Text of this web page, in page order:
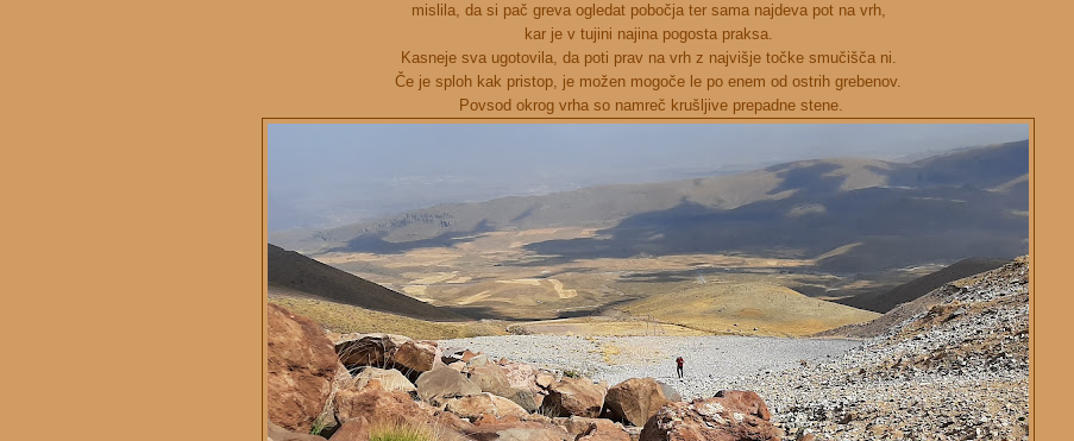
mislila, da si pač greva ogledat pobočja ter sama najdeva pot na vrh,
kar je v tujini najina pogosta praksa.
Kasneje sva ugotovila, da poti prav na vrh z najvišje točke smučišča ni.
Če je sploh kak pristop, je možen mogoče le po enem od ostrih grebenov.
Povsod okrog vrha so namreč krušljive prepadne stene.